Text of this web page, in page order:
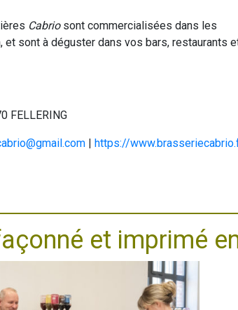
Cabriosont commercialisées dans les
et sont à déguster dans vos bars, restaurants
FELLERING
| https://
et imprimé